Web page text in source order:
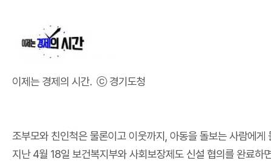
이제는 경제의 시간. ⓒ 경기도청
조부모와 친인척은 물론이고 이웃까지, 아동을 돌보는 사람에게
지난 4월 18일 보건복지부와 사회보장제도 신설 협의를 완료